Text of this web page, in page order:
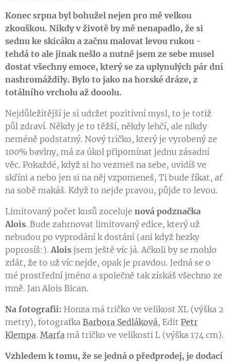
Konec srpna byl bohužel nejen pro mě velkou
zkouškou. Nikdy v životě by mě nenapadlo, že si
sednu ke skicáku a začnu malovat levou rukou -
tehdá to ale jinak nešlo a nutně jsem ze sebe musel
dostat všechny emoce, který se za uplynulých pár dní
nashromáždily. Bylo to jako na horské dráze, z
totálního vrcholu až dooolu.
Nejdůležitější je si udržet pozitivní mysl, to je totiž
půl zdraví. Někdy je to těžší, někdy lehčí, ale nikdy
neméně podstatný. Nový tričko, který je vyrobený ze
100% bavlny, má za úkol připomínat jednu zásadní
věc. Pokaždé, když si ho vezmeš na sebe, uvidíš ve
skříni a nebo jen si na něj vzpomeneš, Ti bude říkat, ať
na sobě makáš. Když to nejde pravou, půjde to levou.
Limitovaný počet kusů zoceluje nová podznačka
Alois. Bude zahrnovat limitovaný edice, který už
nebudou po vyprodání k dostání (ani když hezky
poprosíš:). Alois jsem ještě víc já. Ačkoli by se mohlo
zdát, že to už víc nejde, opak je pravdou. Jedná se o
mé prostřední jméno a společně tak získáš všechno ze
mně. Jan Alois Bican.
Na fotografii: Honza má tričko ve velikost XL (výška 2
metry), fotografka Barbora Sedláková, Edit Petr
Klempa. Marťa má tričko ve velikosti L (výška 174 cm).
Vzhledem k tomu, že se jedná o předprodej, je dodací